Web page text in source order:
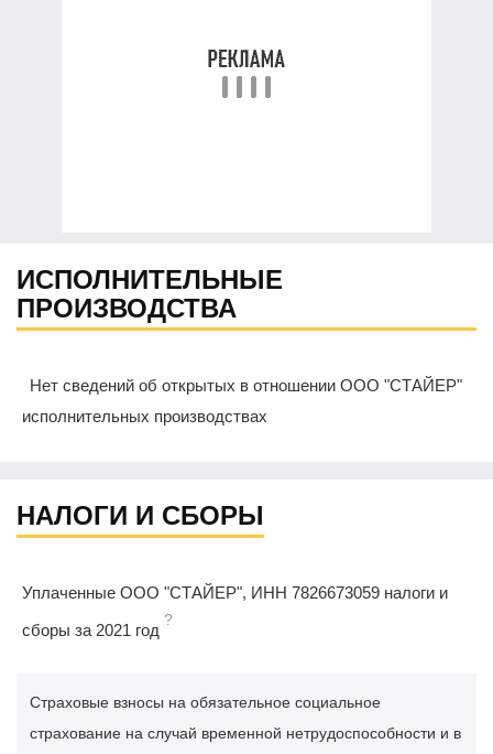
ИСПОЛНИТЕЛЬНЫЕ
ПРОИЗВОДСТВА
Нет сведений об открытых в отношении ООО "СТАЙЕР"
исполнительных производствах
НАЛОГИ И СБОРЫ
Уплаченные ООО "СТАЙЕР", ИНН 7826673059 налоги и
сборы за 2021 год
?
Страховые взносы на обязательное социальное
страхование на случай временной нетрудоспособности и в